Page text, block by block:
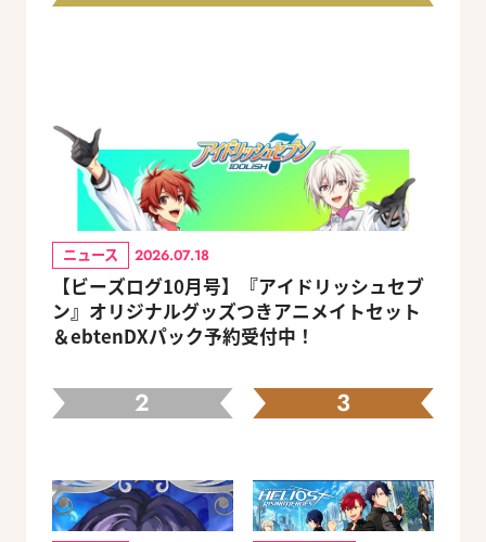
ニュース 2026.07.18
【ビーズログ10月号】『アイドリッシュセブ
ン』オリジナルグッズつきアニメイトセット
＆ebtenDXパック予約受付中！
2 3